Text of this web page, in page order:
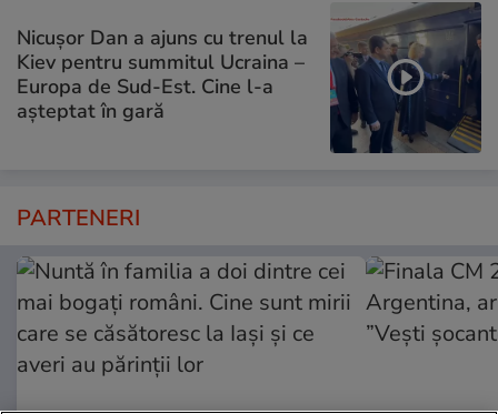
Nicușor Dan a ajuns cu trenul la
Kiev pentru summitul Ucraina –
Europa de Sud-Est. Cine l-a
așteptat în gară
PARTENERI